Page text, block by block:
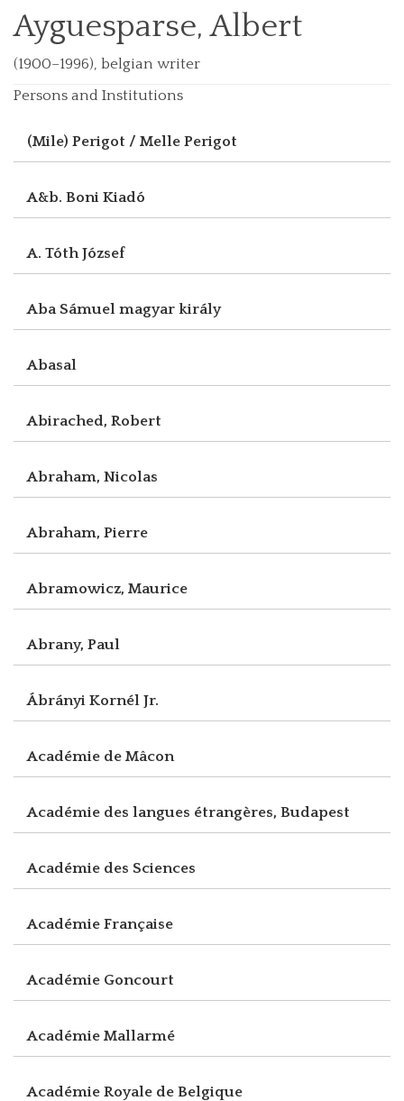
Ayguesparse, Albert
(1900–1996), belgian writer
Persons and Institutions
(Mile) Perigot / Melle Perigot
A&b. Boni Kiadó
A. Tóth József
Aba Sámuel magyar király
Abasal
Abirached, Robert
Abraham, Nicolas
Abraham, Pierre
Abramowicz, Maurice
Abrany, Paul
Ábrányi Kornél Jr.
Académie de Mâcon
Académie des langues étrangères, Budapest
Académie des Sciences
Académie Française
Académie Goncourt
Académie Mallarmé
Académie Royale de Belgique